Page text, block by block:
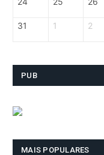
31 1 2
PUB
MAIS POPULARES